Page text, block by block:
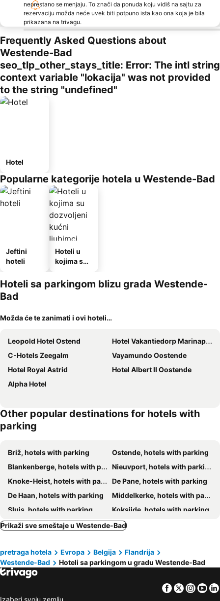
neprestano se menjaju. To znači da ponuda koju vidiš na sajtu za
rezervaciju možda neće uvek biti potpuno ista kao ona koja je bila
prikazana na trivagu.
Frequently Asked Questions about
Westende-Bad
seo_tlp_other_stays_title: Error: The intl string
context variable "lokacija" was not provided
to the string "undefined"
Hotel
Popularne kategorije hotela u Westende-Bad
Jeftini
hoteli
Hoteli u
kojima su
kućni
ljubimci
Hoteli sa parkingom blizu grada Westende-
Bad
Možda će te zanimati i ovi hoteli…
Leopold Hotel Ostend
Hotel Vakantiedorp Marinapark
C-Hotels Zeegalm
Vayamundo Oostende
Hotel Royal Astrid
Hotel Albert II Oostende
Alpha Hotel
Other popular destinations for hotels with
parking
Briž, hotels with parking
Ostende, hotels with parking
Blankenberge, hotels with parking
Nieuvport, hotels with parking
Knoke-Heist, hotels with parking
De Pane, hotels with parking
De Haan, hotels with parking
Middelkerke, hotels with parking
Sluis, hotels with parking
Koksijde, hotels with parking
Denkerk, hotels with parking
Ypres, hotels with parking
Zeebrugge, hotels with parking
Oostkamp, hotels with parking
Oostduinkerke, hotels with parking
Damme, hotels with parking
Bray-Dunes, hotels with parking
Armbouts-Cappel, hotels with parking
Zuienkerke, hotels with parking
Prikaži sve smeštaje u Westende-Bad
pretraga hotela Evropa Belgija
Flandrija
Westende-Bad
Hoteli sa parkingom u gradu Westende-Bad
Facebook
Twitter
Izaberi svoju zemlju